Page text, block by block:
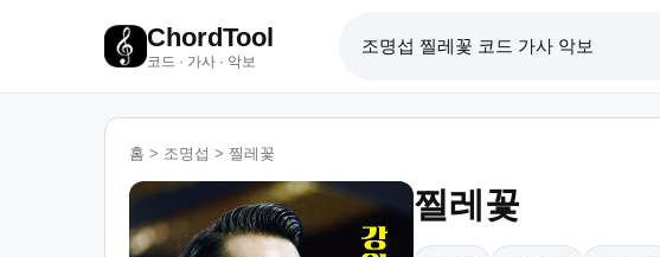
ChordTool
코드 · 가사 · 악보
홈 > 조명섭 > 찔레꽃
찔레꽃